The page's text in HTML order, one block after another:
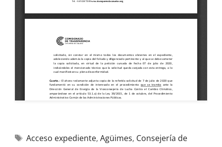
Acceso expediente, Agüimes, Consejería de